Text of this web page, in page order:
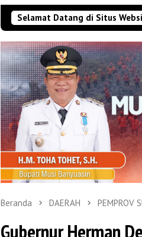
Selamat Datang di Situs
Beranda DAERAH PEMPROV
Gubernur Herman